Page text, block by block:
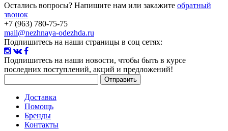
Остались вопросы? Напишите нам или закажите обратный
звонок
+7 (963) 780-75-75
mail@nezhnaya-odezhda.ru
Подпишитесь на наши страницы в соц сетях:
Подпишитесь на наши новости, чтобы быть в курсе
последних поступлений, акций и предложений!
Доставка
Помощь
Бренды
Контакты